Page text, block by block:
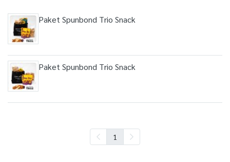
Paket Spunbond Trio Snack
Paket Spunbond Trio Snack
1